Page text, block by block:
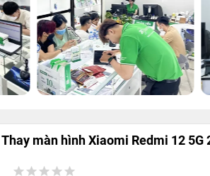
Thay màn hình Xiaomi Redmi 12 5G